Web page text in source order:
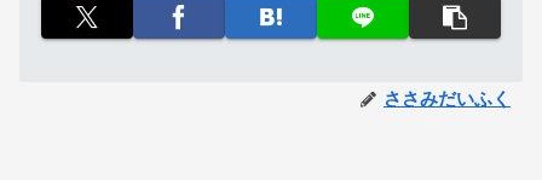
ささみだいふく